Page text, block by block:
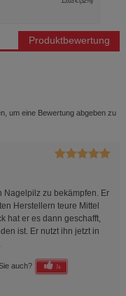
Produktbewertung
um eine Bewertung abgeben zu
Nagelpilz zu bekämpfen. Er
Herstellern teure Mittel
hat er es dann geschafft,
ist. Er nutzt ihn jetzt in
auch? Ja